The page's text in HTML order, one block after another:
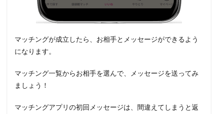
マッチングが成立したら、お相手とメッセージができるよう
になります。
マッチング一覧からお相手を選んで、メッセージを送ってみ
ましょう！
マッチングアプリの初回メッセージは、間違えてしまうと返